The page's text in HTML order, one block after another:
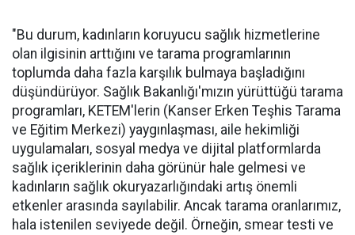
"Bu durum, kadınların koruyucu sağlık hizmetlerine
olan ilgisinin arttığını ve tarama programlarının
toplumda daha fazla karşılık bulmaya başladığını
düşündürüyor. Sağlık Bakanlığı'mızın yürüttüğü tarama
programları, KETEM'lerin (Kanser Erken Teşhis Tarama
ve Eğitim Merkezi) yaygınlaşması, aile hekimliği
uygulamaları, sosyal medya ve dijital platformlarda
sağlık içeriklerinin daha görünür hale gelmesi ve
kadınların sağlık okuryazarlığındaki artış önemli
etkenler arasında sayılabilir. Ancak tarama oranlarımız,
hala istenilen seviyede değil. Örneğin, smear testi ve